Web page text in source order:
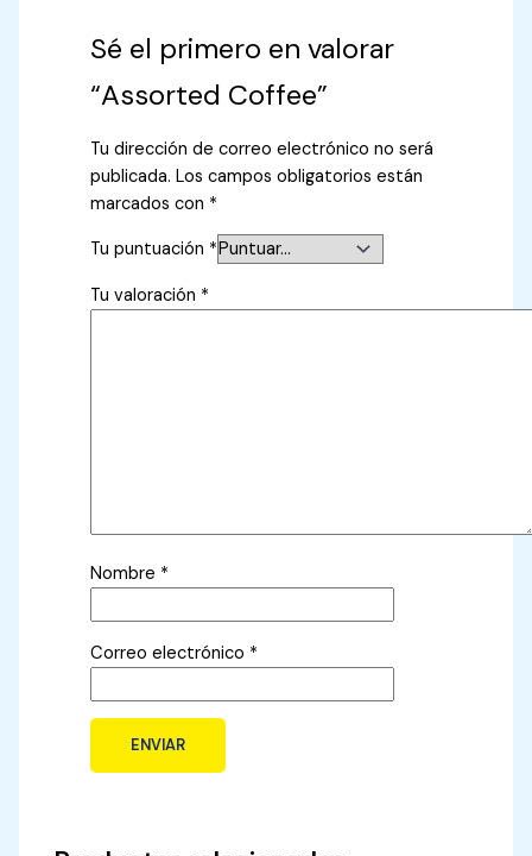
Sé el primero en valorar
“Assorted Coffee”
Tu dirección de correo electrónico no será
publicada. Los campos obligatorios están
marcados con *
Tu puntuación *
Tu valoración *
Nombre *
Correo electrónico *